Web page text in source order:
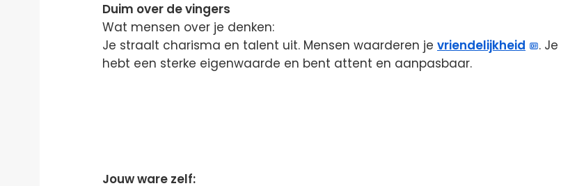
Duim over de vingers
Wat mensen over je denken:
Je straalt charisma en talent uit. Mensen waarderen je vriendelijkheid
. Je
hebt een sterke eigenwaarde en bent attent en aanpasbaar.
Jouw ware zelf: